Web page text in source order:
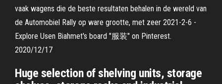
vaak wagens die de beste resultaten behalen in de wereld van
de Automobiel Rally op ware grootte, met zeer 2021-2-6 -
Explore Usen Biahmet's board "服装" on Pinterest.
2020/12/17
Huge selection of shelving units, storage